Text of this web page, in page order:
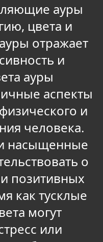
ауры
цвета и
отражает
и
ауры
аспекты
и
человека.
насыщенные
о
позитивных
как тусклые
могут
или